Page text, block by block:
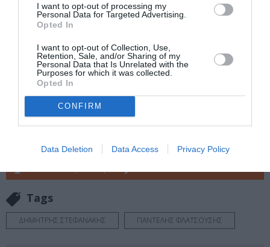
I want to opt-out of processing my
Personal Data for Targeted Advertising.
Opted In
I want to opt-out of Collection, Use,
Retention, Sale, and/or Sharing of my
Personal Data that Is Unrelated with the
Purposes for which it was collected.
Opted In
CONFIRM
Data Deletion Data Access Privacy Policy
Τοποθεσία: Δημοτικό Θέατρο Κήπου,
ΘεσσαλονίκηΗμερομηνία:
1 – 28 Ιουλίου
Ακολουθήστε το Culturenow.gr στο
μάθετε πρώτοι όλες τις ειδήσεις
Tags
ΔΗΜΗΤΡΗΣ ΣΤΕΦΑΝΑΚΗΣ ΠΑΝΤΕΛΗΣ ΦΛΑΤΣΟΥΣΗΣ